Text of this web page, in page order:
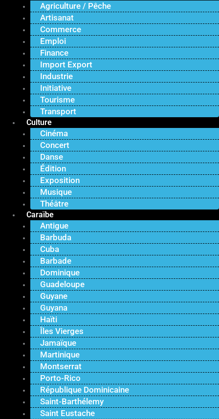
Agriculture / Pêche
Artisanat
Commerce
Emploi
Finance
Import Export
Industrie
Initiative
Tourisme
Transport
Culture
Cinéma
Concert
Danse
Édition
Exposition
Musique
Théâtre
Caraïbe
Antigue
Barbuda
Cuba
Barbade
Dominique
Guadeloupe
Guyane
Guyana
Haïti
Îles Vierges
Jamaïque
Martinique
Montserrat
Porto-Rico
République Dominicaine
Saint-Barthélemy
Saint Eustache